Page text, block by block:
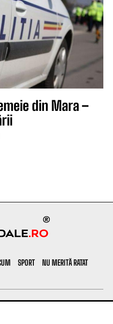
din Mara –
SPORT
NU MERITĂ RATAT